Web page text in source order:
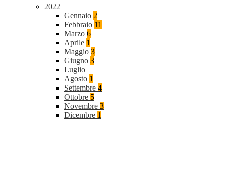
2022
Gennaio 2
Febbraio 11
Marzo 6
Aprile 1
Maggio 3
Giugno 3
Luglio
Agosto 1
Settembre 4
Ottobre 5
Novembre 3
Dicembre 1